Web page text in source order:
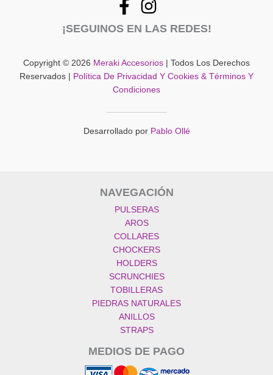
¡SEGUINOS EN LAS REDES!
Copyright © 2026 Meraki Accesorios | Todos Los Derechos
Reservados |
Política De Privacidad Y Cookies & Términos Y
Condiciones
Desarrollado por Pablo Ollé
NAVEGACIÓN
PULSERAS
AROS
COLLARES
CHOCKERS
HOLDERS
SCRUNCHIES
TOBILLERAS
PIEDRAS NATURALES
ANILLOS
STRAPS
MEDIOS DE PAGO